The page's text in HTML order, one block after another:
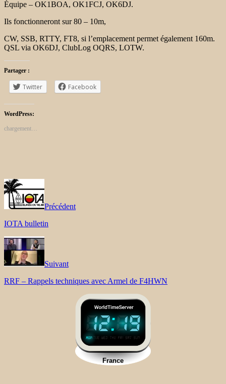
Équipe – OK1BOA, OK1FCJ, OK6DJ.
Ils fonctionneront sur 80 – 10m,
CW, SSB, RTTY, FT8, si l’emplacement permet également 160m.
QSL via OK6DJ, ClubLog OQRS, LOTW.
Partager :
Twitter Facebook
WordPress:
chargement…
Précédent
IOTA bulletin
Suivant
RRF – Rappels techniques avec Armel de F4HWN